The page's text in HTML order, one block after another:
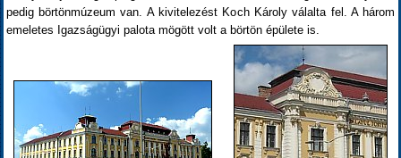
pedig börtönmúzeum van. A kivitelezést Koch Károly válalta fel. A három
emeletes Igazságügyi palota mögött volt a börtön épülete is.